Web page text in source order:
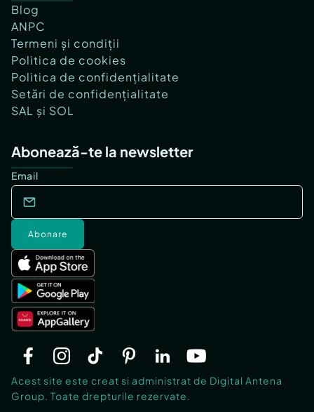
Blog
ANPC
Termeni și condiții
Politica de cookies
Politica de confidențialitate
Setări de confidențialitate
SAL și SOL
Abonează-te la newsletter
Email
Abonare
Acest site este creat si administrat de Digital Antena
Group. Toate drepturile rezervate.